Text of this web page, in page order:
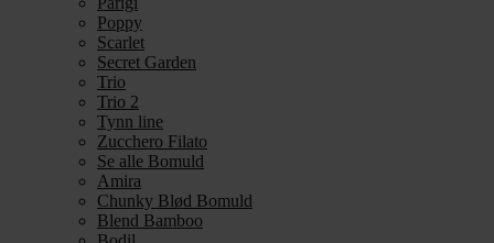
Poppy
Scarlet
Secret Garden
Trio
Trio 2
Tynn line
Zucchero Filato
Se alle Bomuld
Amira
Chunky Blød Bomuld
Blend Bamboo